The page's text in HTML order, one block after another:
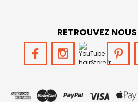
RETROUVEZ NOUS